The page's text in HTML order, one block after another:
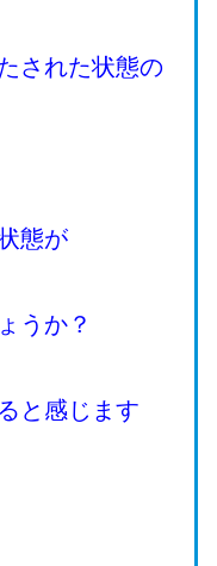
された状態の
態が
うか？
と感じます